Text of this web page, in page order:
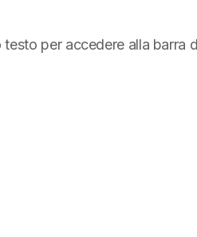
per accedere alla barra